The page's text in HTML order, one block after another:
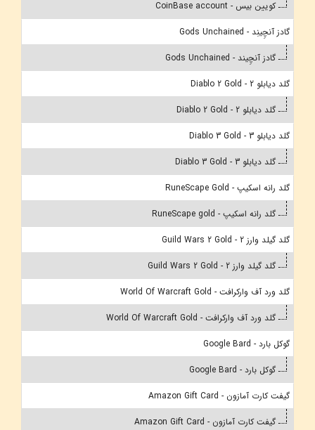
کویین بیس - CoinBase account
گادز آنچِینِد - Gods Unchained
گادز آنچِیند - Gods Unchained
گلد دیابلو 2 - Diablo 2 Gold
گلد دیابلو 2 - Diablo 2 Gold
گلد دیابلو 3 - Diablo 3 Gold
گلد دیابلو 3 - Diablo 3 Gold
گلد رانه اسکیپ - RuneScape Gold
گلد رانه اسکیپ - RuneScape gold
گلد گیلد وارز 2 - Guild Wars 2 Gold
گلد گیلد وارز 2 - Guild Wars 2 Gold
گلد ورد آف وارکرافت - World Of Warcraft Gold
گلد ورد آف وارکرافت - World Of Warcraft Gold
گوکل بارد - Google Bard
گوکل بارد - Google Bard
گیفت کارت آمازون - Amazon Gift Card
گیفت کارت آمازون - Amazon Gift Card